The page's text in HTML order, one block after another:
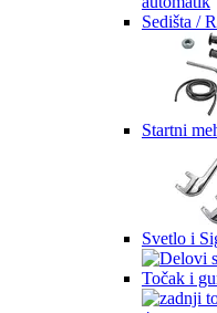
Sedišta /
Startni
Svetlo i
Točak i